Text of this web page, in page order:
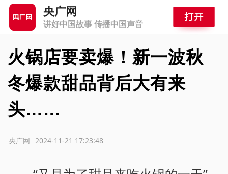
央广网
讲好中国故事 传播中国声音
火锅店要卖爆！新一波秋
冬爆款甜品背后大有来
头……
2024-11-21 17:23:48
央广网